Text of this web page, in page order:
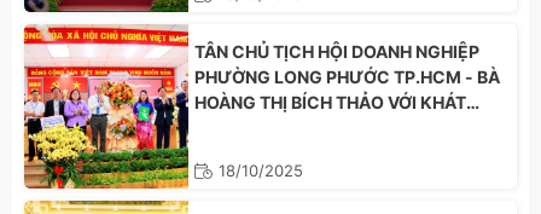
TÂN CHỦ TỊCH HỘI DOANH NGHIỆP
PHƯỜNG LONG PHƯỚC TP.HCM - BÀ
HOÀNG THỊ BÍCH THẢO VỚI KHÁT
2030.18/10/2025